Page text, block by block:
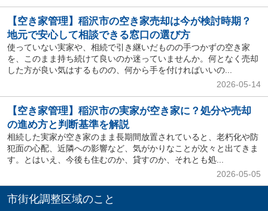
【空き家管理】稲沢市の空き家売却は今が検討時期？
地元で安心して相談できる窓口の選び方
使っていない実家や、相続で引き継いだものの手つかずの空き家
を、このまま持ち続けて良いのか迷っていませんか。何となく売却
した方が良い気はするものの、何から手を付ければいいの...
2026-05-14
【空き家管理】稲沢市の実家が空き家に？処分や売却
の進め方と判断基準を解説
相続した実家が空き家のまま長期間放置されていると、老朽化や防
犯面の心配、近隣への影響など、気がかりなことが次々と出てきま
す。とはいえ、今後も住むのか、貸すのか、それとも処...
2026-05-05
市街化調整区域のこと